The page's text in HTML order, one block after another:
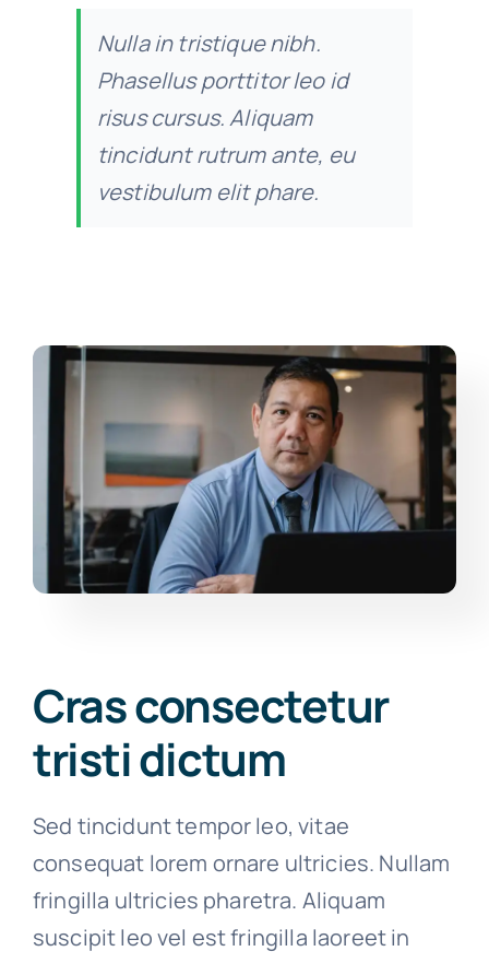
Nulla in tristique nibh.
Phasellus porttitor leo id
risus cursus. Aliquam
tincidunt rutrum ante, eu
vestibulum elit phare.
Cras consectetur
tristi dictum
Sed tincidunt tempor leo, vitae
consequat lorem ornare ultricies. Nullam
fringilla ultricies pharetra. Aliquam
suscipit leo vel est fringilla laoreet in